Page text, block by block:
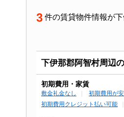
3 件の賃貸物件情報が
下伊那郡阿智村周辺
初期費用・家賃
敷金礼金なし 初期費用が
初期費用クレジット払い可能